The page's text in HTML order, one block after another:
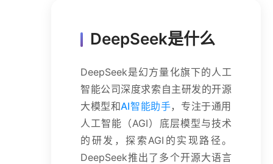
DeepSeek是什么
DeepSeek是幻方量化旗下的人工
智能公司深度求索自主研发的开源
大模型和AI智能助手，专注于通用
人工智能（AGI）底层模型与技术
的研发，探索AGI的实现路径。
DeepSeek推出了多个开源大语言